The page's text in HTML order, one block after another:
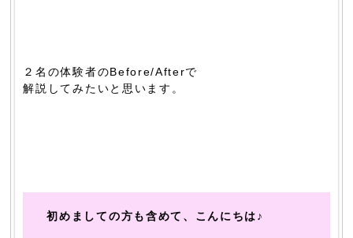
２名の体験者のBefore/Afterで
解説してみたいと思います。
初めましての方も含めて、こんにちは♪